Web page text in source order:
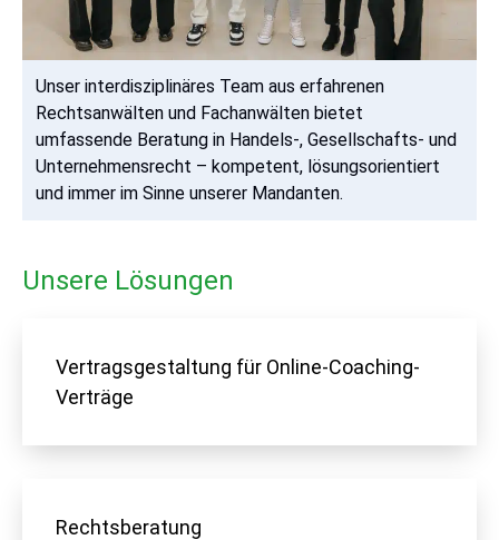
Unser interdisziplinäres Team aus erfahrenen
Rechtsanwälten und Fachanwälten bietet
umfassende Beratung in Handels-, Gesellschafts- und
Unternehmensrecht – kompetent, lösungsorientiert
und immer im Sinne unserer Mandanten.
Unsere Lösungen
Vertragsgestaltung für Online-Coaching-
Verträge
Rechtsberatung